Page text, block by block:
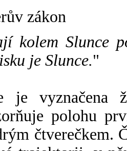
zákon
kolem Slunce
je Slunce."
je vyznačena
polohu
čtverečkem.